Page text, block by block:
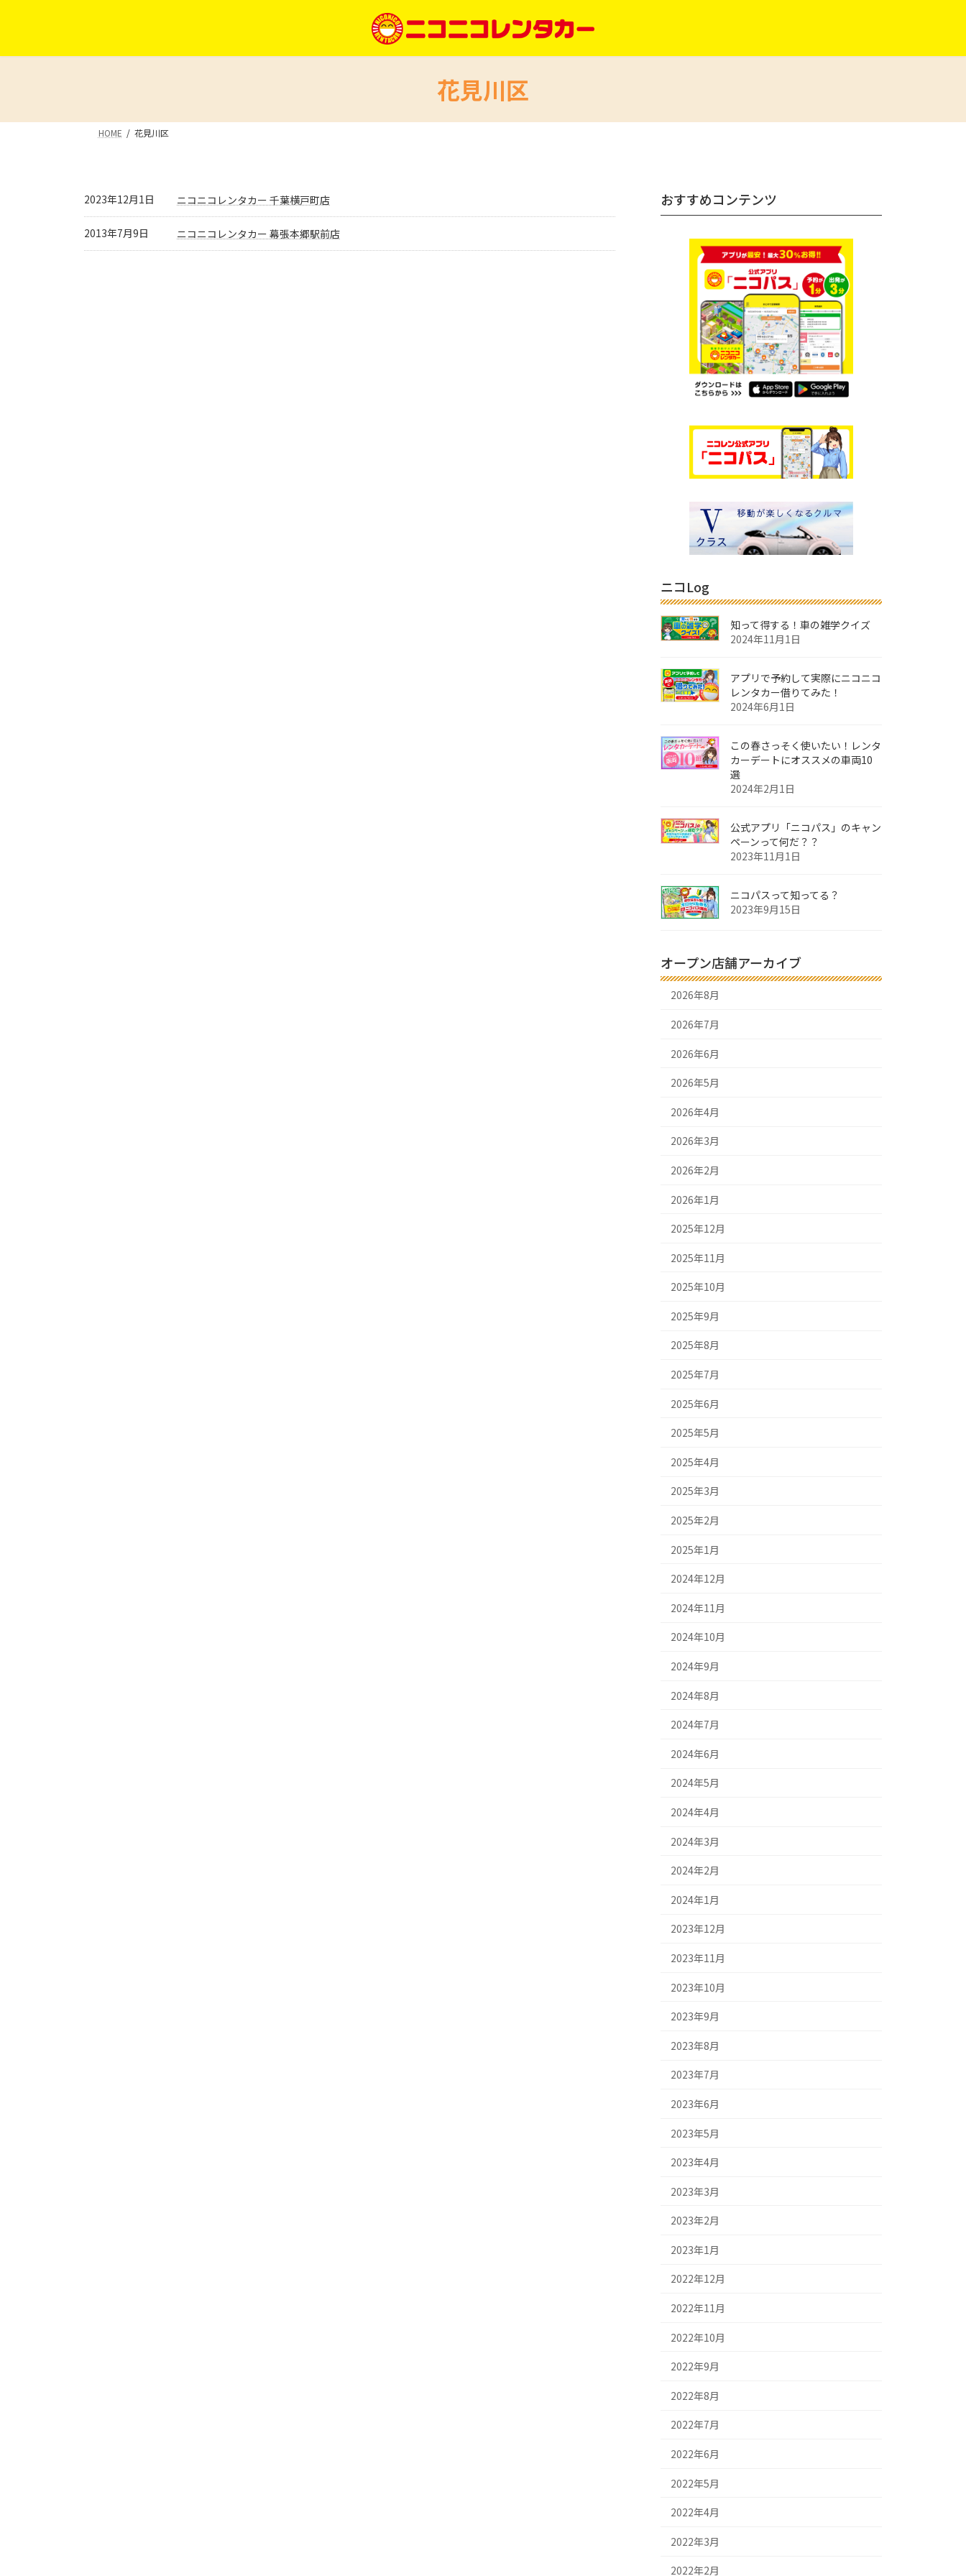
ン
ー
花見川区
HOME 花見川区
2023年12月1日 ニコニコレンタカー 千葉横戸町店
2013年7月9日 ニコニコレンタカー 幕張本郷駅前店
おすすめコンテンツ
ニコLog
知って得する！車の雑学クイズ
2024年11月1日
アプリで予約して実際にニコニコ
レンタカー借りてみた！
2024年6月1日
この春さっそく使いたい！レンタ
カーデートにオススメの車両10
選
2024年2月1日
公式アプリ「ニコパス」のキャン
ペーンって何だ？？
2023年11月1日
ニコパスって知ってる？
2023年9月15日
オープン店舗アーカイブ
2026年8月
2026年7月
2026年6月
2026年5月
2026年4月
2026年3月
2026年2月
2026年1月
2025年12月
2025年11月
2025年10月
2025年9月
2025年8月
2025年7月
2025年6月
2025年5月
2025年4月
2025年3月
2025年2月
2025年1月
2024年12月
2024年11月
2024年10月
2024年9月
2024年8月
2024年7月
2024年6月
2024年5月
2024年4月
2024年3月
2024年2月
2024年1月
2023年12月
2023年11月
2023年10月
2023年9月
2023年8月
2023年7月
2023年6月
2023年5月
2023年4月
2023年3月
2023年2月
2023年1月
2022年12月
2022年11月
2022年10月
2022年9月
2022年8月
2022年7月
2022年6月
2022年5月
2022年4月
2022年3月
2022年2月